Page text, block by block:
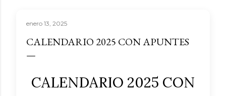
enero 13, 2025
CALENDARIO 2025 CON APUNTES
CALENDARIO 2025 CON